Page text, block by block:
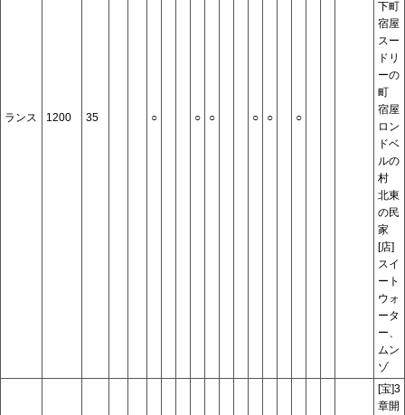
ランス 1200 35 ○ ○ ○ ○ ○ ○
下町
宿屋
スー
ドリ
ーの
町
宿屋
ロン
ドベ
ルの
村
北東
の民
家
[店]
スイ
ート
ウォ
ータ
ー、
ムン
ゾ
[宝]3
章開